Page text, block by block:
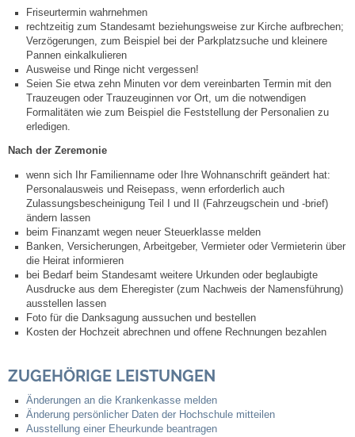
Ratsinfo
Gutachterausschuss
Leben
Bauen & Wohnen
NETZMonitor
Bodenrichtwerte
Bezirksschornsteinfeger
Laufende beschränkte Ausschreibungen
Förderprogramm Balkonkraftwerk
Friseurtermin wahrnehmen
rechtzeitig zum Standesamt beziehungsweise zur Kirche aufbrechen;
Verzögerungen, zum Beispiel bei der Parkplatzsuche und kleinere
Pannen einkalkulieren
Ausweise und Ringe nicht vergessen!
Seien Sie etwa zehn Minuten vor dem vereinbarten Termin mit den
Trauzeugen oder Trauzeuginnen vor Ort, um die notwendigen
Formalitäten wie zum Beispiel die Feststellung der Personalien zu
erledigen.
Nach der Zeremonie
wenn sich Ihr Familienname oder Ihre Wohnanschrift geändert hat:
Personalausweis und Reisepass, wenn erforderlich auch
Zulassungsbescheinigung Teil I und II (Fahrzeugschein und -brief)
ändern lassen
beim Finanzamt wegen neuer Steuerklasse melden
Banken, Versicherungen, Arbeitgeber, Vermieter oder Vermieterin über
die Heirat informieren
bei Bedarf beim Standesamt weitere Urkunden oder beglaubigte
Ausdrucke aus dem Eheregister (zum Nachweis der Namensführung)
ausstellen lassen
Foto für die Danksagung aussuchen und bestellen
Kosten der Hochzeit abrechnen und offene Rechnungen bezahlen
ZUGEHÖRIGE LEISTUNGEN
Änderungen an die Krankenkasse melden
Änderung persönlicher Daten der Hochschule mitteilen
Ausstellung einer Eheurkunde beantragen